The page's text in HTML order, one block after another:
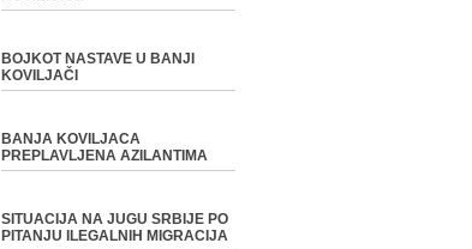
BOJKOT NASTAVE U BANJI
KOVILJAČI
BANJA KOVILJACA
PREPLAVLJENA AZILANTIMA
SITUACIJA NA JUGU SRBIJE PO
PITANJU ILEGALNIH MIGRACIJA